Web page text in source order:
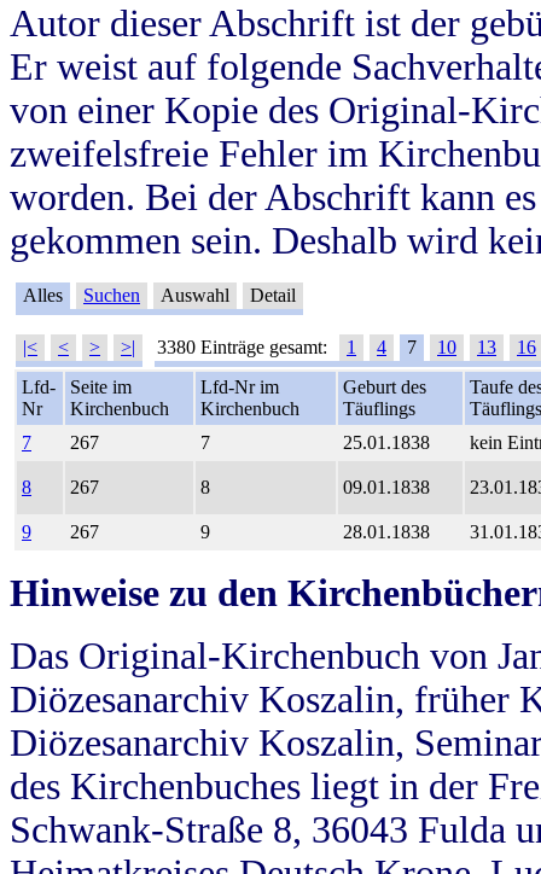
Autor dieser Abschrift ist der
Er weist auf folgende
von einer Kopie des Original-
zweifelsfreie Fehler im
worden. Bei der Abschrift kann
gekommen sein. Deshalb wird
Alles Suchen Auswahl Detail
|< < > >| 3380 Einträge gesamt: 1 4 7 10 13
16
Lfd-
Nr
Seite im
Kirchenbuch
Lfd-Nr im
Kirchenbuch
Geburt des
Täuflings
Taufe
Täuflings
7
267 7 25.01.1838 kein
8 267 8 09.01.1838
9 267 9 28.01.1838
Hinweise zu den
Das Original-Kirchenbuch von
Diözesanarchiv Koszalin, früher
Diözesanarchiv Koszalin,
des Kirchenbuches liegt in der
Schwank-Straße 8, 36043 Fulda